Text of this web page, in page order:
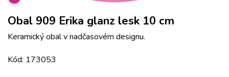
Obal 909 Erika glanz lesk 10 cm
Keramický obal v nadčasovém designu.
Kód: 173053